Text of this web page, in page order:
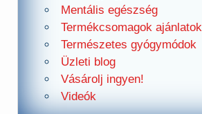
Mentális egészség
Termékcsomagok ajánlatok
Természetes gyógymódok
Üzleti blog
Vásárolj ingyen!
Videók